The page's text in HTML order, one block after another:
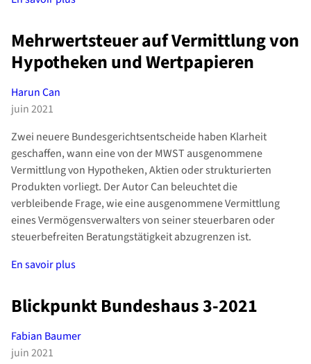
Mehrwertsteuer auf Vermittlung von
Hypotheken und Wertpapieren
Harun Can
juin 2021
Zwei neuere Bundesgerichtsentscheide haben Klarheit
geschaffen, wann eine von der MWST ausgenommene
Vermittlung von Hypotheken, Aktien oder strukturierten
Produkten vorliegt. Der Autor Can beleuchtet die
verbleibende Frage, wie eine ausgenommene Vermittlung
eines Vermögensverwalters von seiner steuerbaren oder
steuerbefreiten Beratungstätigkeit abzugrenzen ist.
En savoir plus
Blickpunkt Bundeshaus 3-2021
Fabian Baumer
juin 2021